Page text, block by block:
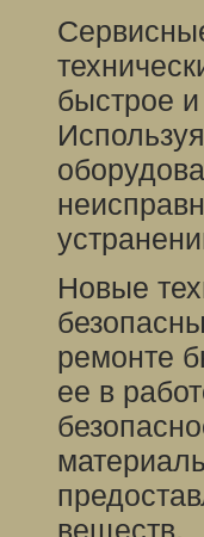
быстрое
Новые
ремонте
ее в
веществ.